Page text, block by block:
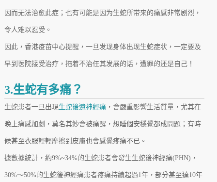
因而无法治愈此症；也有可能是因为生蛇所带来的痛感非常剧烈，
令人难以忍受。
因此，香港疫苗中心提醒，一旦发现身体出现生蛇症状，一定要及
早到医院接受治疗，拖着不治任其发展的话，遭罪的还是自己！
3.生蛇有多痛？
生蛇患者一旦出現生蛇後遺神經痛 ，會嚴重影響生活質量，尤其在
晚上痛感加劇，莫名其妙會被痛醒，想睡個安穩覺都成問題；有時
候甚至衣服輕輕摩擦到皮膚也會感覺疼痛不已。
據數據統計，約9%~34%的生蛇患者會發生生蛇後神經痛(PHN)，
30%～50%的生蛇後神經痛患者疼痛持續超過1年，部分甚至達10年